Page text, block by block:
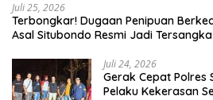
Juli 25, 2026
Terbongkar! Dugaan Penipuan
Asal Situbondo Resmi Jadi
Juli 24, 2026
Gerak Cepat Polres
Pelaku Kekerasan